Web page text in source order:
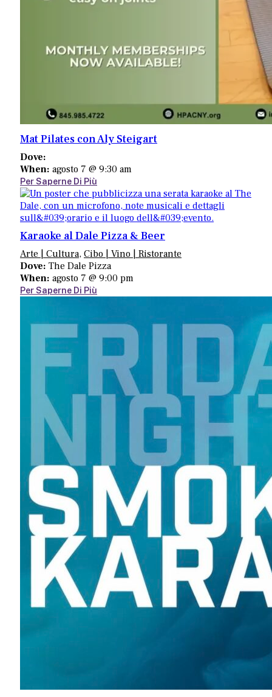
Fattoria Maple Woods
-Website
Mat Pilates con Aly Steigart
Dove:
When: agosto 7 @ 9:30 am
Per Saperne Di Più
Karaoke al Dale Pizza & Beer
Arte | Cultura, Cibo | Vino | Ristorante
Dove: The Dale Pizza
When: agosto 7 @ 9:00 pm
Per Saperne Di Più